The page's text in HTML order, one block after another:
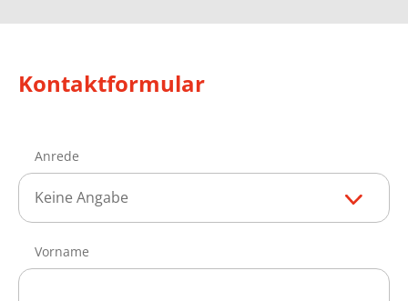
Kontaktformular
Anrede
Keine Angabe
Vorname